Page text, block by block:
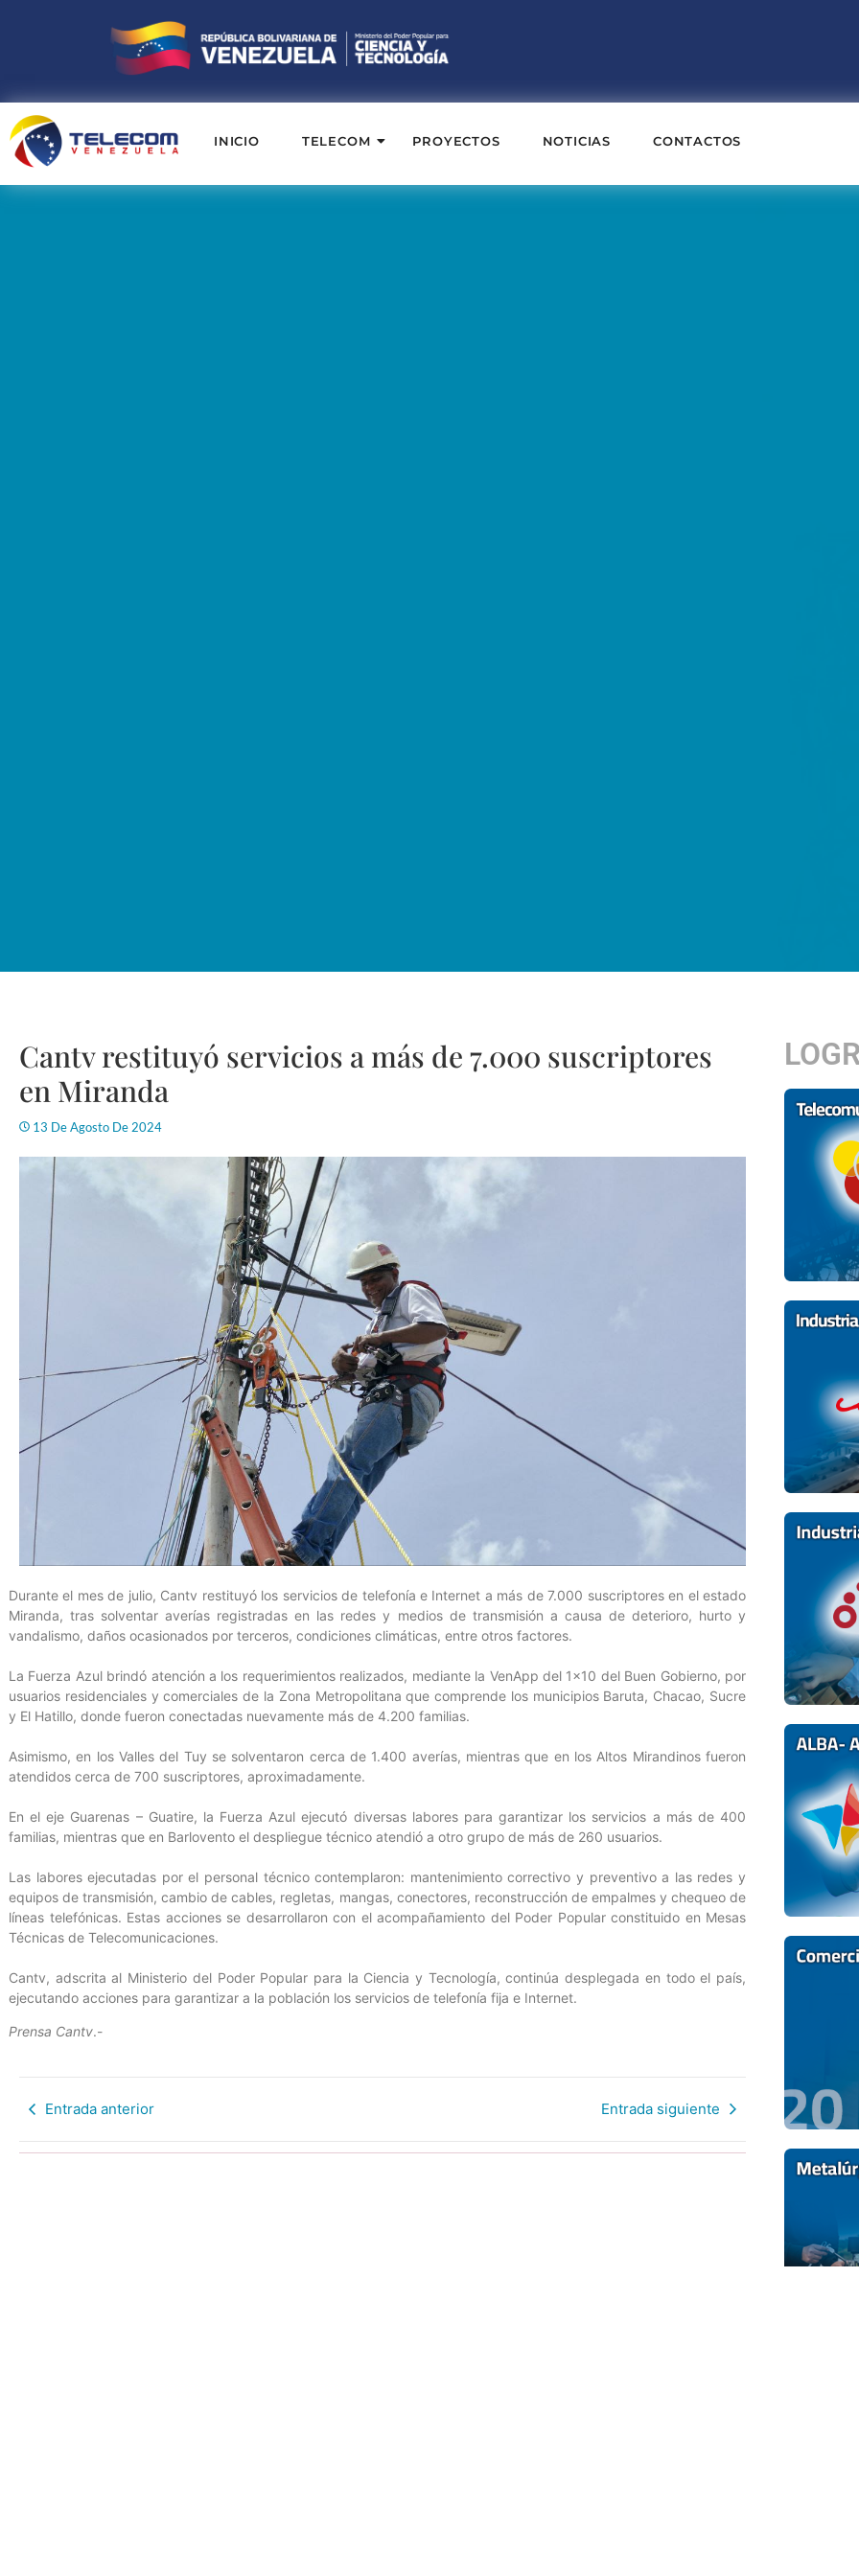
INICIO TELECOM PROYECTOS NOTICIAS CONTACTOS
Cantv restituyó servicios a más de 7.000 suscriptores
en Miranda
13 De Agosto De 2024
Durante el mes de julio, Cantv restituyó los servicios de telefonía e Internet a más de 7.000 suscriptores en el estado
Miranda, tras solventar averías registradas en las redes y medios de transmisión a causa de deterioro, hurto y
vandalismo, daños ocasionados por terceros, condiciones climáticas, entre otros factores.
La Fuerza Azul brindó atención a los requerimientos realizados, mediante la VenApp del 1×10 del Buen Gobierno, por
usuarios residenciales y comerciales de la Zona Metropolitana que comprende los municipios Baruta, Chacao, Sucre
y El Hatillo, donde fueron conectadas nuevamente más de 4.200 familias.
Asimismo, en los Valles del Tuy se solventaron cerca de 1.400 averías, mientras que en los Altos Mirandinos fueron
atendidos cerca de 700 suscriptores, aproximadamente.
En el eje Guarenas – Guatire, la Fuerza Azul ejecutó diversas labores para garantizar los servicios a más de 400
familias, mientras que en Barlovento el despliegue técnico atendió a otro grupo de más de 260 usuarios.
Las labores ejecutadas por el personal técnico contemplaron: mantenimiento correctivo y preventivo a las redes y
equipos de transmisión, cambio de cables, regletas, mangas, conectores, reconstrucción de empalmes y chequeo de
líneas telefónicas. Estas acciones se desarrollaron con el acompañamiento del Poder Popular constituido en Mesas
Técnicas de Telecomunicaciones.
Cantv, adscrita al Ministerio del Poder Popular para la Ciencia y Tecnología, continúa desplegada en todo el país,
ejecutando acciones para garantizar a la población los servicios de telefonía fija e Internet.
Prensa Cantv.-
Entrada anterior Entrada siguiente